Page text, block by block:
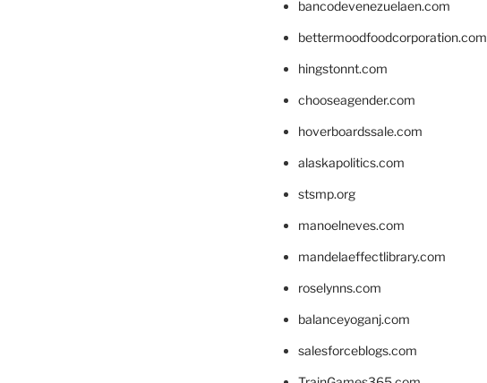
bancodevenezuelaen.com
bettermoodfoodcorporation.com
hingstonnt.com
chooseagender.com
hoverboardssale.com
alaskapolitics.com
stsmp.org
manoelneves.com
mandelaeffectlibrary.com
roselynns.com
balanceyoganj.com
salesforceblogs.com